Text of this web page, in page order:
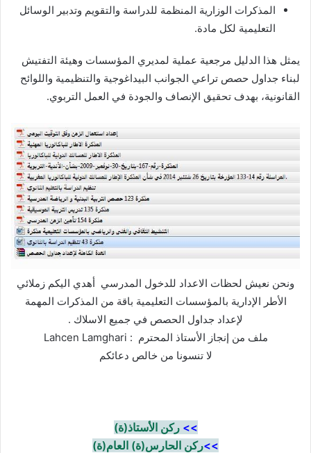
المذكرات الوزارية المنظمة للدراسة والتقويم وتدبير الوسائل
التعليمية لكل مادة.
يمثل هذا الدليل مرجعية عملية لمديري المؤسسات وهيئة التفتيش
لبناء جداول حصص تراعي الجوانب البيداغوجية والتنظيمية واللوائح
القانونية، بهدف تحقيق الإنصاف والجودة في العمل التربوي.
ونحن نعيش لحظات الاعداد للدخول المدرسي أهدي اليكم زملائي
الأطر الإدارية بالمؤسسات التعليمية باقة من المذكرات المهمة
لإعداد جداول الحصص في جميع الاسلاك .
ملف من إنجاز الأستاذ المحترم : Lahcen Lamghari
لا تنسونا من خالص دعائكم
>> ركن الأستاذ(ة)
>>ركن الحارس(ة) العام(ة)